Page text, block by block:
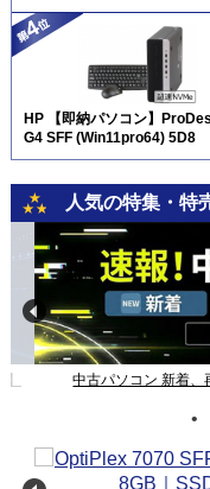
HP 【即納パソコン】
G4 SFF (Win11pro64) 5D8
人気の特集・特
中古パソコン 新着、